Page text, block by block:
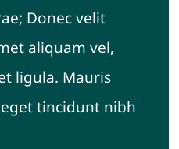
Donec velit
aliquam vel,
ligula. Mauris
tincidunt nibh